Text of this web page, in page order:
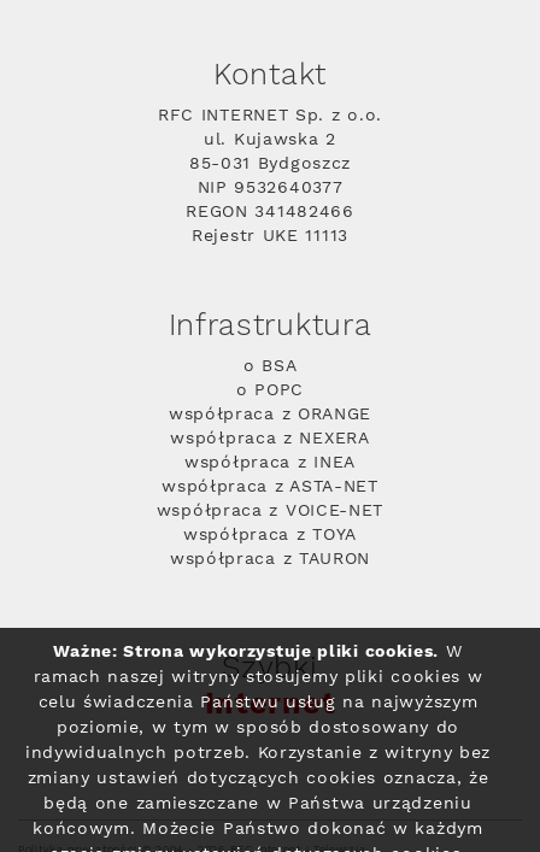
Kontakt
RFC INTERNET Sp. z o.o.
ul. Kujawska 2
85-031 Bydgoszcz
NIP 9532640377
REGON 341482466
Rejestr UKE 11113
Infrastruktura
o BSA
o POPC
współpraca z ORANGE
współpraca z NEXERA
współpraca z INEA
współpraca z ASTA-NET
współpraca z VOICE-NET
współpraca z TOYA
współpraca z TAURON
Szybki
Internet
Ważne: Strona wykorzystuje pliki cookies. W
ramach naszej witryny stosujemy pliki cookies w
celu świadczenia Państwu usług na najwyższym
poziomie, w tym w sposób dostosowany do
indywidualnych potrzeb. Korzystanie z witryny bez
zmiany ustawień dotyczących cookies oznacza, że
będą one zamieszczane w Państwa urządzeniu
końcowym. Możecie Państwo dokonać w każdym